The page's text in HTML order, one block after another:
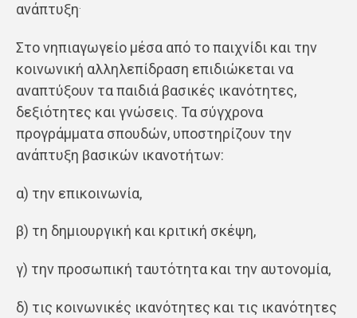
ανάπτυξη
Στο νηπιαγωγείο μέσα από το παιχνίδι και την
κοινωνική αλληλεπίδραση επιδιώκεται να
αναπτύξουν τα παιδιά βασικές ικανότητες,
δεξιότητες και γνώσεις. Τα σύγχρονα
προγράμματα σπουδών, υποστηρίζουν την
ανάπτυξη βασικών ικανοτήτων:
α) την επικοινωνία,
β) τη δημιουργική και κριτική σκέψη,
γ) την προσωπική ταυτότητα και την αυτονομία,
δ) τις κοινωνικές ικανότητες και τις ικανότητες